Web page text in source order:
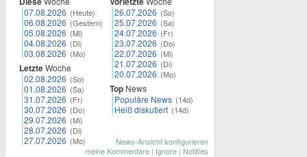
07.08.2026 (Heute)
06.08.2026 (Gestern)
05.08.2026 (Mi)
04.08.2026 (Di)
03.08.2026 (Mo)
LetzteWoche
02.08.2026 (So)
01.08.2026 (Sa)
31.07.2026 (Fr)
30.07.2026 (Do)
29.07.2026 (Mi)
28.07.2026 (Di)
27.07.2026 (Mo)
26.07.2026 (So)
25.07.2026 (Sa)
24.07.2026 (Fr)
23.07.2026 (Do)
22.07.2026 (Mi)
21.07.2026 (Di)
20.07.2026 (Mo)
Top News
Populäre News (14d)
Heiß diskutiert (14d)
News-Ansicht konfigurieren
meine Kommentare | Ignore | Notifies